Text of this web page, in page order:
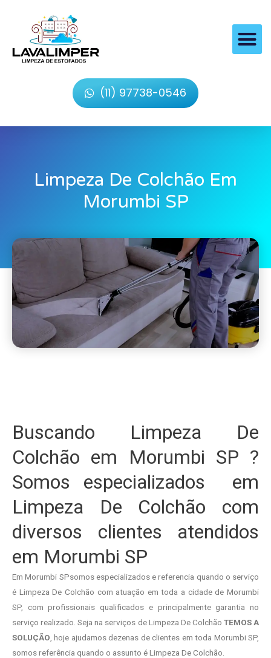
(11) 97738-0546
Limpeza De Colchão Em
Morumbi SP
Buscando Limpeza De
Colchão em Morumbi SP ?
Somos especializados em
Limpeza De Colchão com
diversos clientes atendidos
em Morumbi SP
Em Morumbi SPsomos especializados e referencia quando o serviço
é Limpeza De Colchão com atuação em toda a cidade de Morumbi
SP, com profissionais qualificados e principalmente garantia no
serviço realizado. Seja na serviços de Limpeza De Colchão TEMOS A
SOLUÇÃO , hoje ajudamos dezenas de clientes em toda Morumbi SP,
somos referência quando o assunto é Limpeza De Colchão.